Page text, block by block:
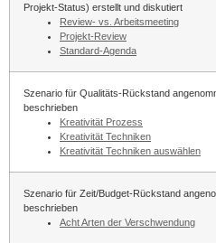
Projekt-Status) erstellt und diskutiert
Review- vs. Arbeitsmeeting
Projekt-Review
Standard-Agenda
Szenario für Qualitäts-Rückstand
beschrieben
Kreativität Prozess
Kreativität Techniken
Kreativität Techniken auswählen
Szenario für Zeit/Budget-Rückstand
beschrieben
Acht Arten der Verschwendung